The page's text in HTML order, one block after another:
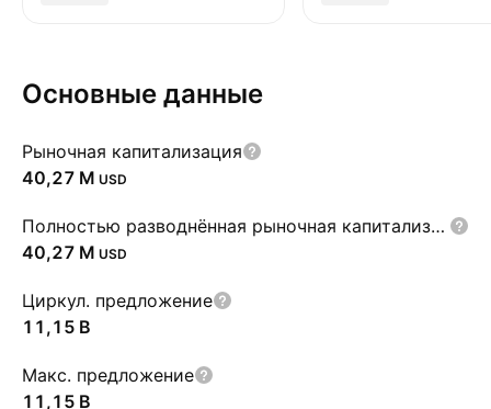
Основные данные
Рыночная капитализация
‪40,27 M‬ USD
Полностью разводнённая рыночная капитализация
‪40,27 M‬ USD
Циркул. предложение
‪11,15 B‬
Макс. предложение
‪11,15 B‬